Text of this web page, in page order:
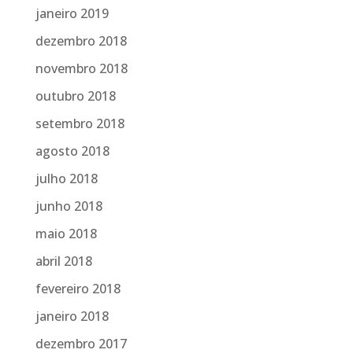
janeiro 2019
dezembro 2018
novembro 2018
outubro 2018
setembro 2018
agosto 2018
julho 2018
junho 2018
maio 2018
abril 2018
fevereiro 2018
janeiro 2018
dezembro 2017